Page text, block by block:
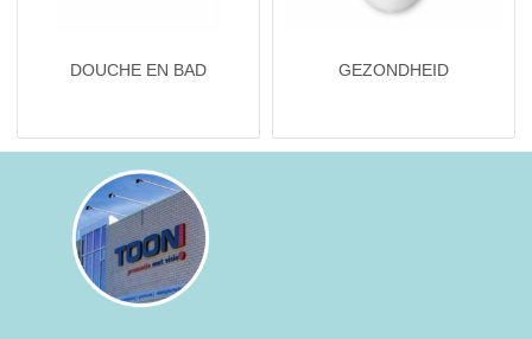
DOUCHE EN BAD GEZONDHEID